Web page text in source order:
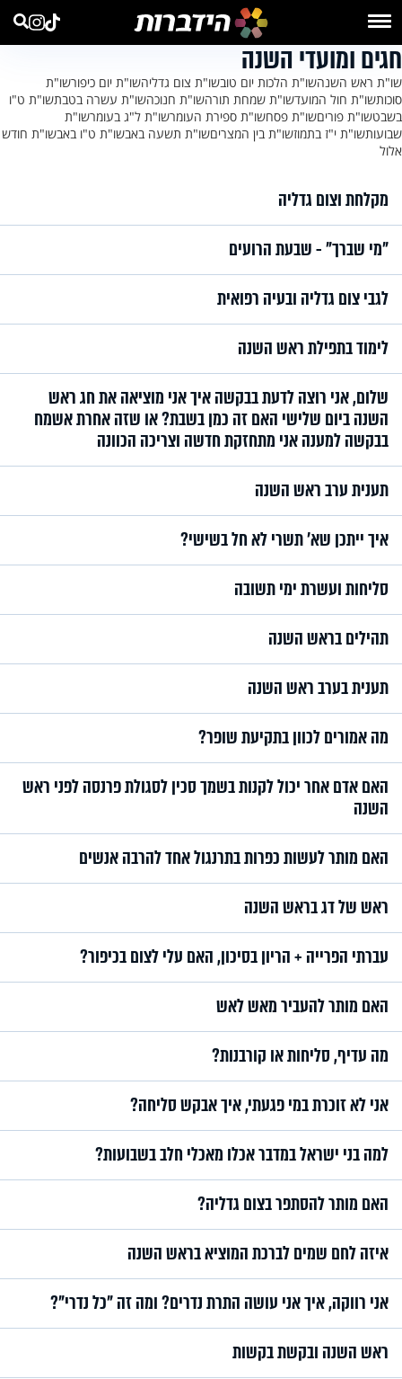
חגים ומועדי השנה
שו"ת ראש השנהשו"ת הלכות יום טובשו"ת צום גדליהשו"ת יום כיפורשו"ת
סוכותשו"ת חול המועדשו"ת שמחת תורהשו"ת חנוכהשו"ת עשרה בטבתשו"ת ט"ו
בשבטשו"ת פוריםשו"ת פסחשו"ת ספירת העומרשו"ת ל"ג בעומרשו"ת
שבועותשו"ת י"ז בתמוזשו"ת בין המצריםשו"ת תשעה באבשו"ת ט"ו באבשו"ת חודש
אלול
מקלחת וצום גדליה
"מי שברך" - שבעת הרועים
לגבי צום גדליה ובעיה רפואית
לימוד בתפילת ראש השנה
שלום, אני רוצה לדעת בבקשה איך אני מוציאה את חג ראש
השנה ביום שלישי האם זה כמן בשבת? או שזה אחרת אשמח
בבקשה למענה אני מתחזקת חדשה וצריכה הכוונה
תענית ערב ראש השנה
איך ייתכן שא’ תשרי לא חל בשישי?
סליחות ועשרת ימי תשובה
תהילים בראש השנה
תענית בערב ראש השנה
מה אמורים לכוון בתקיעת שופר?
האם אדם אחר יכול לקנות בשמך סכין לסגולת פרנסה לפני ראש
השנה
האם מותר לעשות כפרות בתרנגול אחד להרבה אנשים
ראש של דג בראש השנה
עברתי הפרייה + הריון בסיכון, האם עלי לצום בכיפור?
האם מותר להעביר מאש לאש
מה עדיף, סליחות או קורבנות?
אני לא זוכרת במי פגעתי, איך אבקש סליחה?
למה בני ישראל במדבר אכלו מאכלי חלב בשבועות?
האם מותר להסתפר בצום גדליה?
איזה לחם שמים לברכת המוציא בראש השנה
אני רווקה, איך אני עושה התרת נדרים? ומה זה "כל נדרי"?
ראש השנה ובקשת בקשות